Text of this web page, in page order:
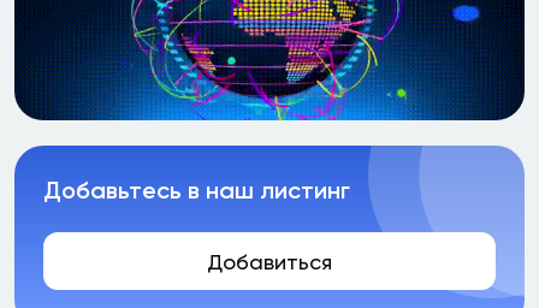
Добавьтесь в наш листинг
Добавиться